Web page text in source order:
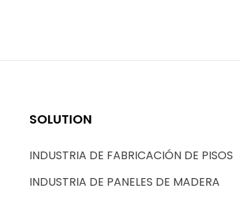
SOLUTION
INDUSTRIA DE FABRICACIÓN DE PISOS
INDUSTRIA DE PANELES DE MADERA